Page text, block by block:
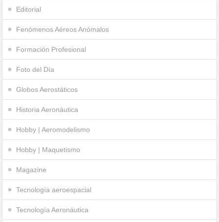
Editorial
Fenómenos Aéreos Anómalos
Formación Profesional
Foto del Día
Globos Aerostáticos
Historia Aeronáutica
Hobby | Aeromodelismo
Hobby | Maquetismo
Magazine
Tecnología aeroespacial
Tecnología Aeronáutica